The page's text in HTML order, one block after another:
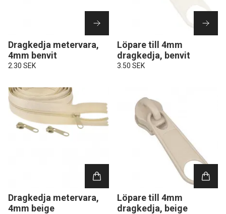
Dragkedja metervara,
4mm benvit
2.30 SEK
Löpare till 4mm
dragkedja, benvit
3.50 SEK
Dragkedja metervara,
4mm beige
Löpare till 4mm
dragkedja, beige